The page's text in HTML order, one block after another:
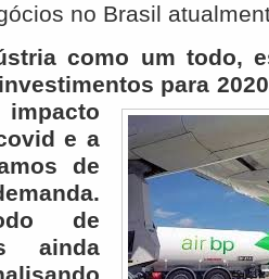
no Brasil
como um todo,
para
e a
de
de
ainda